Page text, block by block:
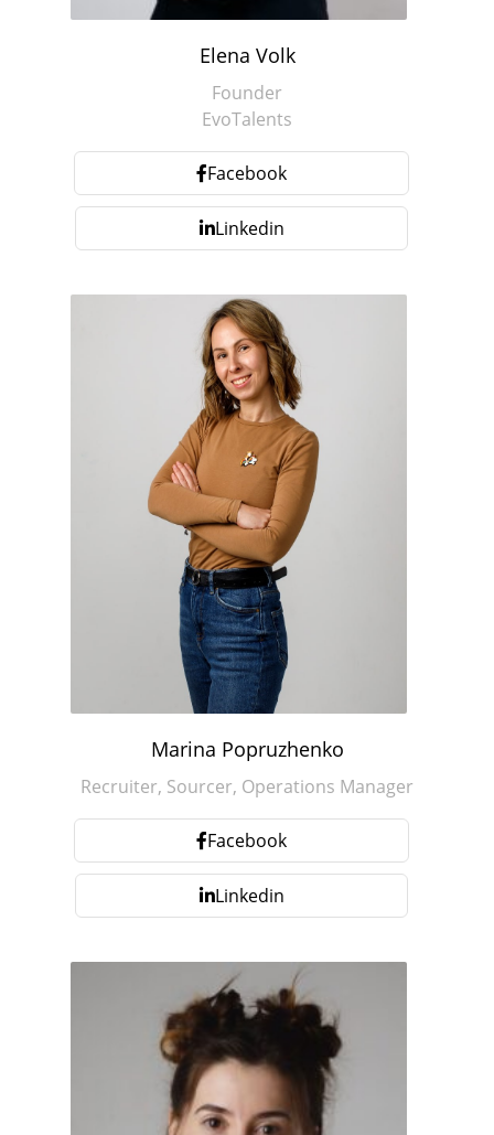
Elena Volk
Founder
EvoTalents
Facebook
Linkedin
Marina Popruzhenko
Recruiter, Sourcer, Operations Manager
Facebook
Linkedin